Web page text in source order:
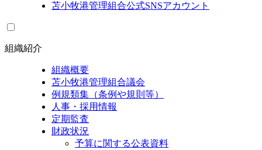
苫小牧港管理組合公式SNSアカウント
組織紹介
組織概要
苫小牧港管理組合議会
例規類集（条例や規則等）
人事・採用情報
定期監査
財政状況
予算に関する公表資料